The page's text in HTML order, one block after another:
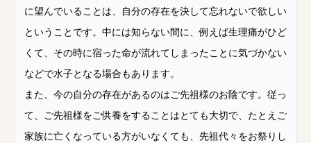
に望んでいることは、自分の存在を決して忘れないで欲しい
ということです。中には知らない間に、例えば生理痛がひど
くて、その時に宿った命が流れてしまったことに気づかない
などで水子となる場合もあります。
また、今の自分の存在があるのはご先祖様のお陰です。従っ
て、ご先祖様をご供養をすることはとても大切で、たとえご
家族に亡くなっている方がいなくても、先祖代々をお祭りし